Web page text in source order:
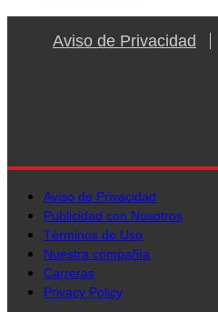
Aviso de Privacidad
Aviso de Privacidad
Publicidad con Nosotros
Términos de Uso
Nuestra compañía
Carreras
Privacy Policy